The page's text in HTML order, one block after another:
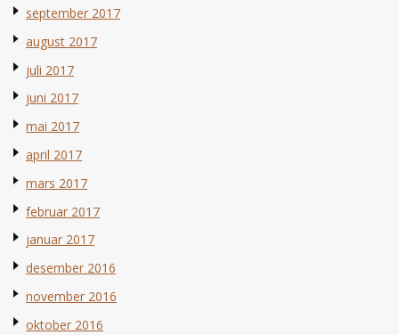
september 2017
august 2017
juli 2017
juni 2017
mai 2017
april 2017
mars 2017
februar 2017
januar 2017
desember 2016
november 2016
oktober 2016